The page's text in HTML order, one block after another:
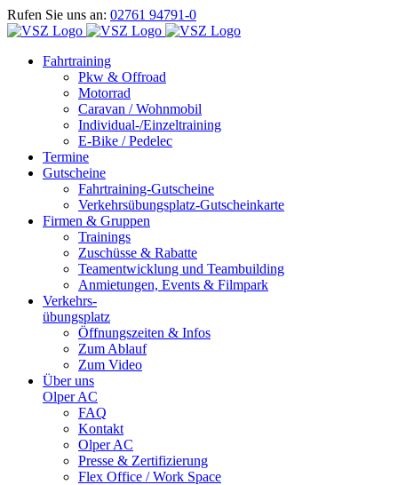
Zum
Inhalt
Rufen Sie uns an: 02761 94791-0
Fahrtraining
Pkw & Offroad
Motorrad
Caravan / Wohnmobil
Individual-/Einzeltraining
E-Bike / Pedelec
Termine
Gutscheine
Fahrtraining-Gutscheine
Verkehrsübungsplatz-Gutscheinkarte
Firmen & Gruppen
Trainings
Zuschüsse & Rabatte
Teamentwicklung und Teambuilding
Anmietungen, Events & Filmpark
Verkehrs-
übungsplatz
Öffnungszeiten & Infos
Zum Ablauf
Zum Video
Über uns
Olper AC
FAQ
Kontakt
Olper AC
Presse & Zertifizierung
Flex Office / Work Space